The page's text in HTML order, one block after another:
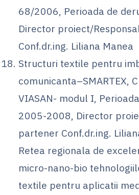
68/2006, Perioada de
Director proiect/
Conf.dr.ing. Liliana Manea
Structuri textile pentru
comunicanta–SMARTEX,
VIASAN- modul I,
2005-2008, Director
partener Conf.dr.ing.
Retea regionala de
micro-nano-bio
textile pentru aplicatii